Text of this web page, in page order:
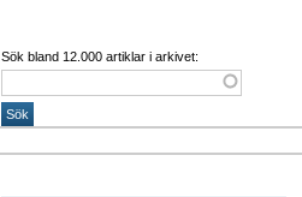
Sök bland 12.000 artiklar i arkivet: